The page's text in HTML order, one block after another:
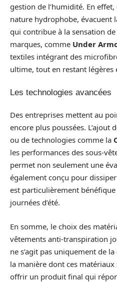
gestion de l’humidité. En
nature hydrophobe, évacuent
qui contribue à la sensation
marques, comme Under
textiles intégrant des
ultime, tout en restant légères
Les technologies avancées
Des entreprises mettent au
encore plus poussées. L’ajout
ou de technologies comme la
les performances des sous-
permet non seulement une
également conçu pour
est particulièrement
journées d’été.
En somme, le choix des
vêtements anti-transpiration
ne s’agit pas uniquement de
la manière dont ces
offrir un produit final qui